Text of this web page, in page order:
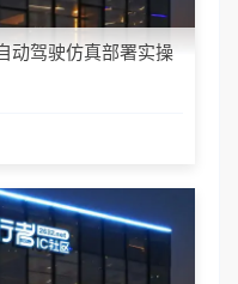
动驾驶仿真部署实操